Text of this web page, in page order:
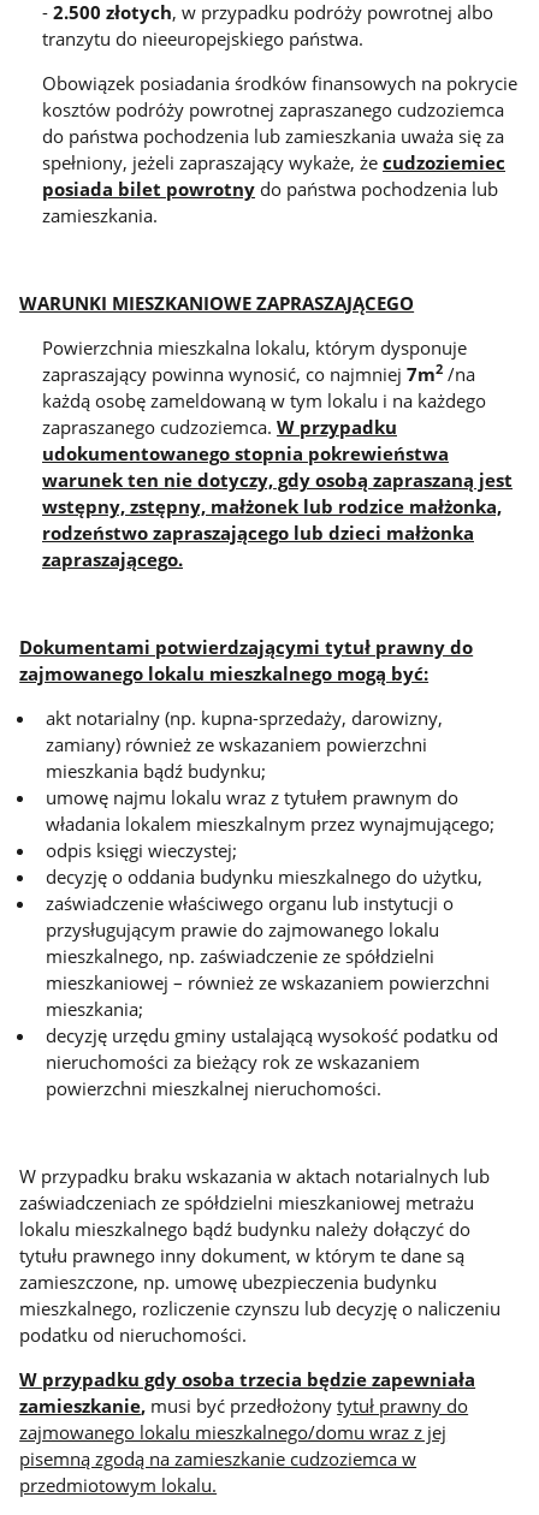
- 2.500 złotych, w przypadku podróży powrotnej albo
tranzytu do nieeuropejskiego państwa.
Obowiązek posiadania środków finansowych na pokrycie
kosztów podróży powrotnej zapraszanego cudzoziemca
do państwa pochodzenia lub zamieszkania uważa się za
spełniony, jeżeli zapraszający wykaże, że cudzoziemiec
posiada bilet powrotny do państwa pochodzenia lub
zamieszkania.
WARUNKI MIESZKANIOWE ZAPRASZAJĄCEGO
Powierzchnia mieszkalna lokalu, którym dysponuje
zapraszający powinna wynosić, co najmniej 7m2 /na
każdą osobę zameldowaną w tym lokalu i na każdego
zapraszanego cudzoziemca. W przypadku
udokumentowanego stopnia pokrewieństwa
warunek ten nie dotyczy, gdy osobą zapraszaną jest
wstępny, zstępny, małżonek lub rodzice małżonka,
rodzeństwo zapraszającego lub dzieci małżonka
zapraszającego.
Dokumentami potwierdzającymi tytuł prawny do
zajmowanego lokalu mieszkalnego mogą być:
akt notarialny (np. kupna-sprzedaży, darowizny,
zamiany) również ze wskazaniem powierzchni
mieszkania bądź budynku;
umowę najmu lokalu wraz z tytułem prawnym do
władania lokalem mieszkalnym przez wynajmującego;
odpis księgi wieczystej;
decyzję o oddania budynku mieszkalnego do użytku,
zaświadczenie właściwego organu lub instytucji o
przysługującym prawie do zajmowanego lokalu
mieszkalnego, np. zaświadczenie ze spółdzielni
mieszkaniowej – również ze wskazaniem powierzchni
mieszkania;
decyzję urzędu gminy ustalającą wysokość podatku od
nieruchomości za bieżący rok ze wskazaniem
powierzchni mieszkalnej nieruchomości.
W przypadku braku wskazania w aktach notarialnych lub
zaświadczeniach ze spółdzielni mieszkaniowej metrażu
lokalu mieszkalnego bądź budynku należy dołączyć do
tytułu prawnego inny dokument, w którym te dane są
zamieszczone, np. umowę ubezpieczenia budynku
mieszkalnego, rozliczenie czynszu lub decyzję o naliczeniu
podatku od nieruchomości.
W przypadku gdy osoba trzecia będzie zapewniała
zamieszkanie, musi być przedłożonytytuł prawny do
zajmowanego lokalu mieszkalnego/domu wraz z jej
pisemną zgodą na zamieszkanie cudzoziemca w
przedmiotowym lokalu.